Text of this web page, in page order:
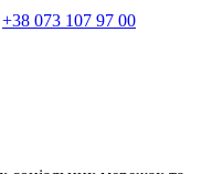
+38 073 107 97 00